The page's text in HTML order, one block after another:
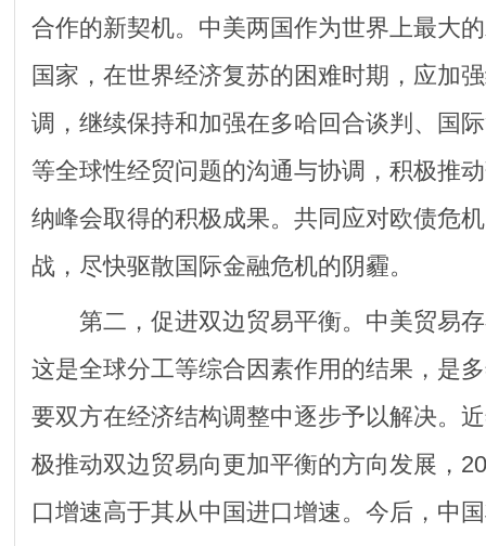
合作的新契机。中美两国作为世界上最大
国家，在世界经济复苏的困难时期，应加
调，继续保持和加强在多哈回合谈判、国
等全球性经贸问题的沟通与协调，积极推
纳峰会取得的积极成果。共同应对欧债危
战，尽快驱散国际金融危机的阴霾。
第二，促进双边贸易平衡。中美贸易存
这是全球分工等综合因素作用的结果，是
要双方在经济结构调整中逐步予以解决。
极推动双边贸易向更加平衡的方向发展，
口增速高于其从中国进口增速。今后，中